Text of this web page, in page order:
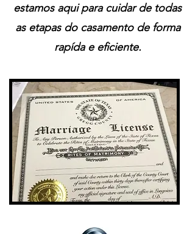
estamos aqui para cuidar de todas
as etapas do casamento de forma
rapída e eficiente.